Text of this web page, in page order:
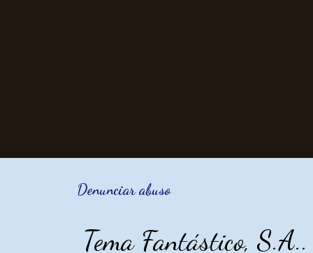
Denunciar abuso
Tema Fantástico,